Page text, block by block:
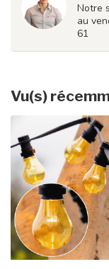
Notre
au
61
Vu(s)